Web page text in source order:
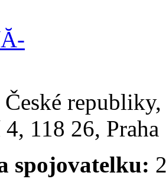
118 26,
spojovatelku: